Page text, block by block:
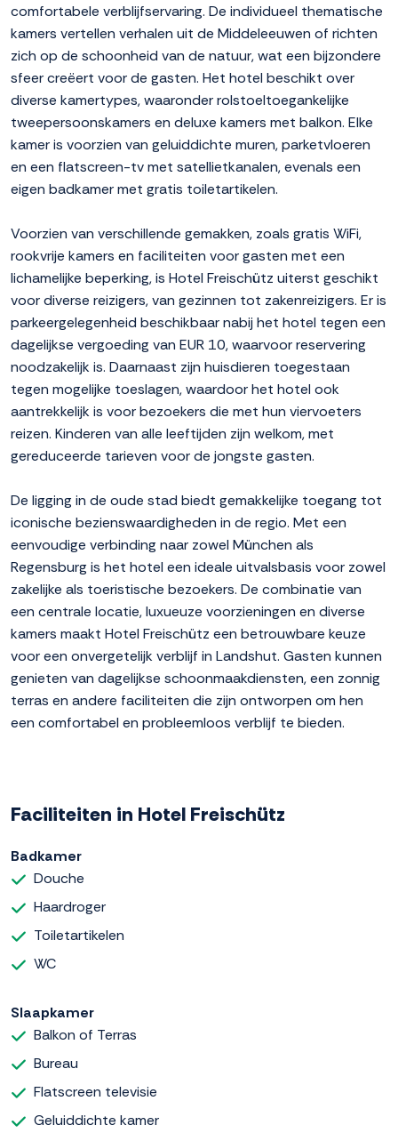
comfortabele verblijfservaring. De individueel thematische
kamers vertellen verhalen uit de Middeleeuwen of richten
zich op de schoonheid van de natuur, wat een bijzondere
sfeer creëert voor de gasten. Het hotel beschikt over
diverse kamertypes, waaronder rolstoeltoegankelijke
tweepersoonskamers en deluxe kamers met balkon. Elke
kamer is voorzien van geluiddichte muren, parketvloeren
en een flatscreen-tv met satellietkanalen, evenals een
eigen badkamer met gratis toiletartikelen.
Voorzien van verschillende gemakken, zoals gratis WiFi,
rookvrije kamers en faciliteiten voor gasten met een
lichamelijke beperking, is Hotel Freischütz uiterst geschikt
voor diverse reizigers, van gezinnen tot zakenreizigers. Er is
parkeergelegenheid beschikbaar nabij het hotel tegen een
dagelijkse vergoeding van EUR 10, waarvoor reservering
noodzakelijk is. Daarnaast zijn huisdieren toegestaan
tegen mogelijke toeslagen, waardoor het hotel ook
aantrekkelijk is voor bezoekers die met hun viervoeters
reizen. Kinderen van alle leeftijden zijn welkom, met
gereduceerde tarieven voor de jongste gasten.
De ligging in de oude stad biedt gemakkelijke toegang tot
iconische bezienswaardigheden in de regio. Met een
eenvoudige verbinding naar zowel München als
Regensburg is het hotel een ideale uitvalsbasis voor zowel
zakelijke als toeristische bezoekers. De combinatie van
een centrale locatie, luxueuze voorzieningen en diverse
kamers maakt Hotel Freischütz een betrouwbare keuze
voor een onvergetelijk verblijf in Landshut. Gasten kunnen
genieten van dagelijkse schoonmaakdiensten, een zonnig
terras en andere faciliteiten die zijn ontworpen om hen
een comfortabel en probleemloos verblijf te bieden.
Faciliteiten in Hotel Freischütz
Badkamer
Douche
Haardroger
Toiletartikelen
WC
Slaapkamer
Balkon of Terras
Bureau
Flatscreen televisie
Geluiddichte kamer